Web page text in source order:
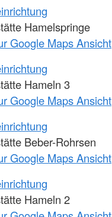
Hamelspringe
Google Maps Ansicht
Hameln 3
Google Maps Ansicht
Beber-Rohrsen
Google Maps Ansicht
Hameln 2